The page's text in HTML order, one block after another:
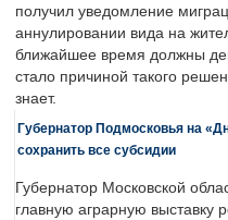
получил уведомление
аннулировании вида на
ближайшее время должны
стало причиной такого
знает.
Губернатор Подмосковья на
сохранить все субсидии
Губернатор Московской
главную аграрную выставку